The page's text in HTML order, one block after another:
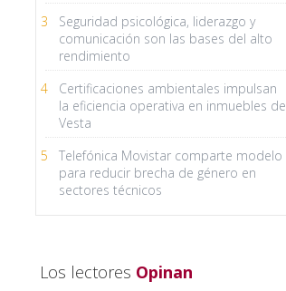
3
Seguridad psicológica, liderazgo y
comunicación son las bases del alto
rendimiento
4
Certificaciones ambientales impulsan
la eficiencia operativa en inmuebles de
Vesta
5
Telefónica Movistar comparte modelo
para reducir brecha de género en
sectores técnicos
Los lectores Opinan